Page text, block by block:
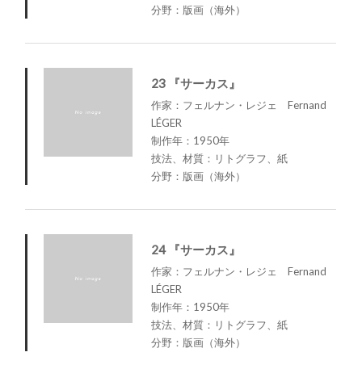
分野：版画（海外）
23 『サーカス』
作家：フェルナン・レジェ Fernand
LÉGER
制作年：1950年
技法、材質：リトグラフ、紙
分野：版画（海外）
24 『サーカス』
作家：フェルナン・レジェ Fernand
LÉGER
制作年：1950年
技法、材質：リトグラフ、紙
分野：版画（海外）